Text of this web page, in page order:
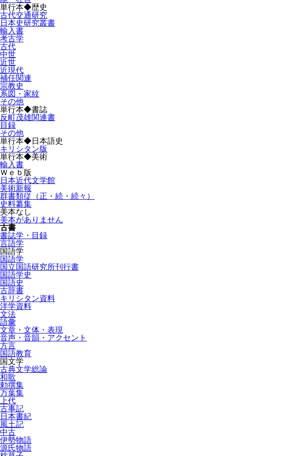
単行本◆歴史
古代交通研究
日本史研究叢書
輸入書
考古学
古代
中世
近世
近現代
補任関連
宗教史
系図・家紋
その他
単行本◆書誌
反町茂雄関連書
目録
その他
単行本◆日本語史
キリシタン版
単行本◆美術
輸入書
Ｗｅｂ版
日本近代文学館
美術新報
群書類従（正・続・続々）
史料纂集
美本なし
美本がありません
古書
書誌学・目録
言語学
国語学
国語学
国立国語研究所刊行書
国語学史
国語史
古辞書
キリシタン資料
洋学資料
文法
語彙
文章・文体・表現
音声・音韻・アクセント
方言
国語教育
国文学
古典文学総論
和歌
勅撰集
万葉集
上代
古事記
日本書紀
風土記
中古
伊勢物語
源氏物語